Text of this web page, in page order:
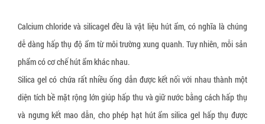
Dây chằng hàng khóa cam
Dây cáp vải tròn
Dây đai thép
Bọ kẹp dây đai composite
Gói bột chống ẩm 300%
Màng chống mốc PE sheet
Miếng chống mốc công nghệ sinh học
Decal Void Open
Băng dính bảo vệ bề mặt
Băng dính công nghiệp
Máy quấn màng pallet
Máy tạo giấy chèn hàng
Thiết bị đóng gói khác
Xe nâng mặt bàn 500 kg
Xe nâng mặt bàn 800 kg
Xe đẩy hàng 1 tầng sàn nhựa
Calcium chloride và silicagel đều là vật liệu hút ẩm, có nghĩa là chúng
dễ dàng hấp thụ độ ẩm từ môi trường xung quanh. Tuy nhiên, mỗi sản
phẩm có cơ chế hút ẩm khác nhau.
Silica gel có chứa rất nhiều ống dẫn được kết nối với nhau thành một
diện tích bề mặt rộng lớn giúp hấp thu và giữ nước bằng cách hấp thụ
và ngưng kết mao dẫn, cho phép hạt hút ẩm silica gel hấp thụ được